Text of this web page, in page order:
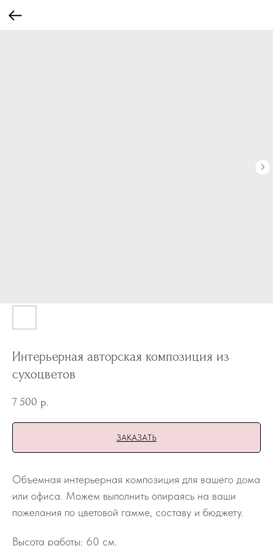
Интерьерная авторская композиция из
сухоцветов
7 500 р.
ЗАКАЗАТЬ
Объемная интерьерная композиция для вашего дома
или офиса. Можем выполнить опираясь на ваши
пожелания по цветовой гамме, составу и бюджету.
Высота работы: 60 см.